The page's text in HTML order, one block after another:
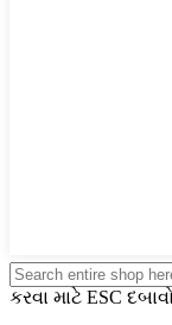
કરવા માટે ESC